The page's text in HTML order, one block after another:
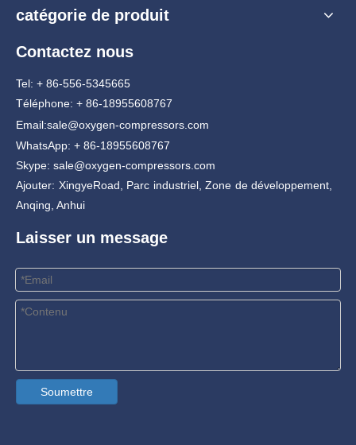
catégorie de produit
Contactez nous
Tel: + 86-556-5345665
Téléphone: + 86-18955608767
Email:sale@oxygen-compressors.com
WhatsApp: + 86-18955608767
Skype: sale@oxygen-compressors.com
Ajouter: XingyeRoad, Parc industriel, Zone de développement,
Anqing, Anhui
Laisser un message
Soumettre